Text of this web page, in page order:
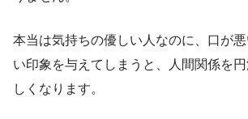
本当は気持ちの優しい人なのに、口が
い印象を与えてしまうと、人間関係を
しくなります。